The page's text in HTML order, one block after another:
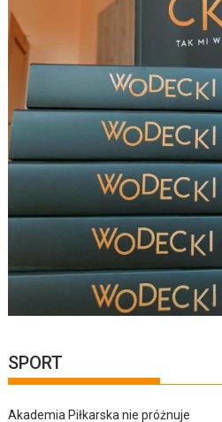
SPORT
Akademia Piłkarska nie próżnuje